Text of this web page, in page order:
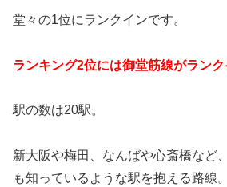
堂々の1位にランクインです。
ランキング2位には御堂筋線がランク
駅の数は20駅。
新大阪や梅田、なんばや心斎橋など
も知っているような駅を抱える路線。